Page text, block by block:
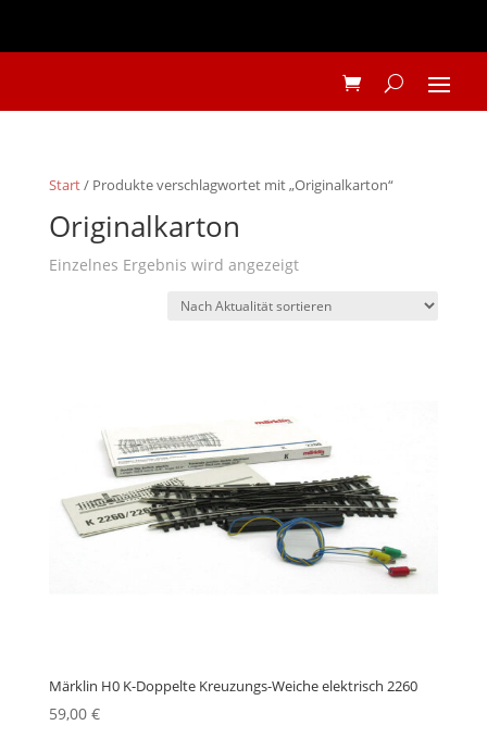
Start/ Produkte verschlagwortet mit „Originalkarton“
Originalkarton
Einzelnes Ergebnis wird angezeigt
Märklin H0 K-Doppelte Kreuzungs-Weiche elektrisch 2260
59,00 €